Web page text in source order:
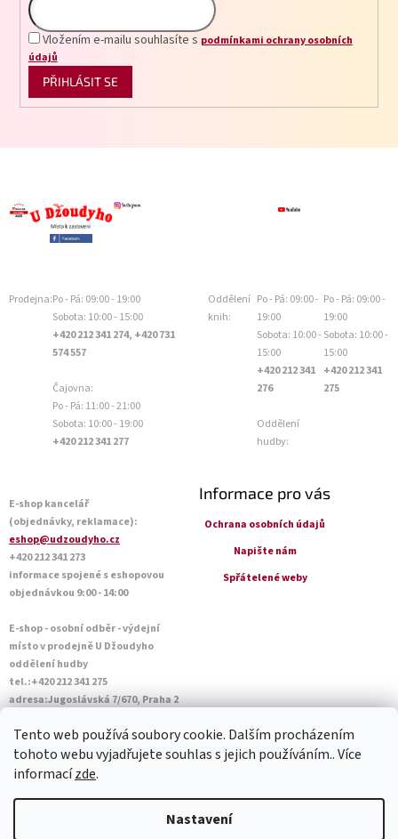
Tento web používá soubory cookie. Dalším procházením
tohoto webu vyjadřujete souhlas s jejich používáním.. Více
informacízde.
Nastavení
Vložením e-mailu souhlasíte s podmínkami ochrany osobních
údajů
PŘIHLÁSIT SE
Prodejna:Po - Pá: 09:00 - 19:00
Sobota: 10:00 - 15:00
+420 212 341 274, +420 731
574 557
Čajovna:
Po - Pá: 11:00 - 21:00
Sobota: 10:00 - 19:00
+420 212 341 277
Oddělení
knih:
Po - Pá: 09:00 -
19:00
Sobota: 10:00 -
15:00
+420 212 341
276
Oddělení
hudby:
Po - Pá: 09:00 -
19:00
Sobota: 10:00 -
15:00
+420 212 341
275
E-shop kancelář
(objednávky, reklamace):
eshop@udzoudyho.cz
+420 212 341 273
informace spojené s eshopovou
objednávkou 9:00 - 14:00
E-shop - osobní odběr - výdejní
místo v prodejně U Džoudyho
oddělení hudby
tel.:+420 212 341 275
adresa:Jugoslávská 7/670, Praha 2
Sobota: 10:00 - 14:45
Informace pro vás
Ochrana osobních údajů
Napište nám
Spřátelené weby